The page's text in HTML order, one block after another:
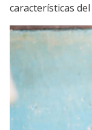
características